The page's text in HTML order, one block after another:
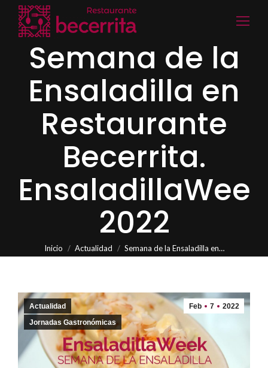
Semana de la
Ensaladilla en
Restaurante
Becerrita.
EnsaladillaWeek
2022
Estás aquí:
Inicio Actualidad Semana de la Ensaladilla en…
Feb 7 2022
Actualidad
Jornadas Gastronómicas